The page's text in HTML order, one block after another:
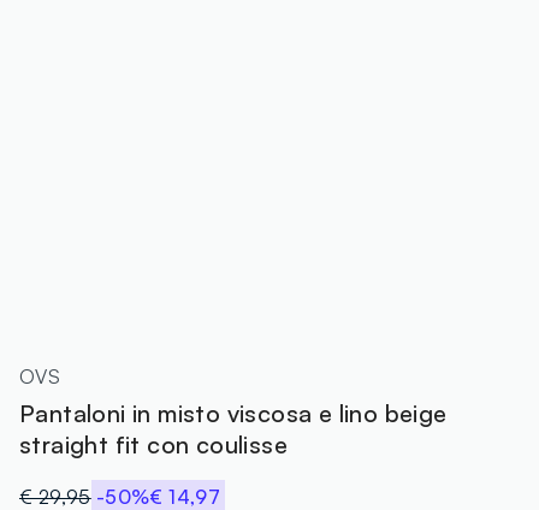
OVS
Pantaloni in misto viscosa e lino beige
straight fit con coulisse
€ 29,95 -50%€ 14,97